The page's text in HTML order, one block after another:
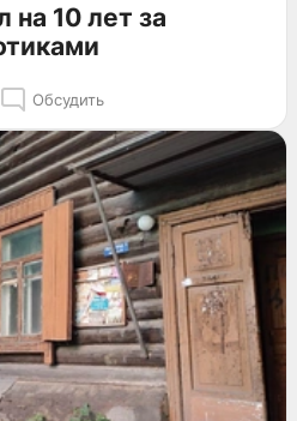
на 10 лет за
Обсудить